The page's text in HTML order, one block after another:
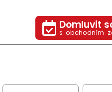
Domluvit
s obchodním